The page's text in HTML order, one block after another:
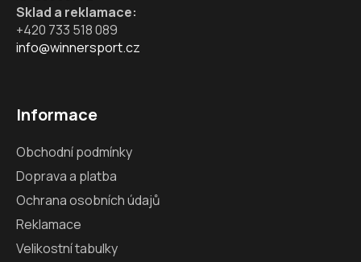
Sklad a reklamace:
+420 733 518 089
info@winnersport.cz
Informace
Obchodní podmínky
Doprava a platba
Ochrana osobních údajů
Reklamace
Velikostní tabulky